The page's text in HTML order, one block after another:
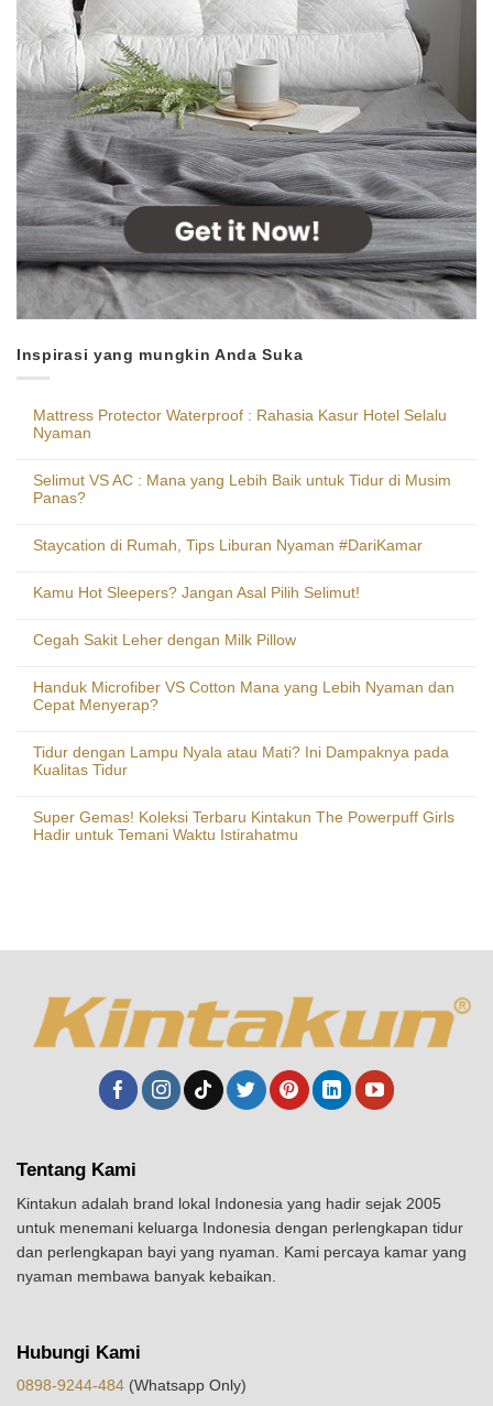
Inspirasi yang mungkin Anda Suka
Mattress Protector Waterproof : Rahasia Kasur Hotel Selalu
Nyaman
Selimut VS AC : Mana yang Lebih Baik untuk Tidur di Musim
Panas?
Staycation di Rumah, Tips Liburan Nyaman #DariKamar
Kamu Hot Sleepers? Jangan Asal Pilih Selimut!
Cegah Sakit Leher dengan Milk Pillow
Handuk Microfiber VS Cotton Mana yang Lebih Nyaman dan
Cepat Menyerap?
Tidur dengan Lampu Nyala atau Mati? Ini Dampaknya pada
Kualitas Tidur
Super Gemas! Koleksi Terbaru Kintakun The Powerpuff Girls
Hadir untuk Temani Waktu Istirahatmu
Tentang Kami
Kintakun adalah brand lokal Indonesia yang hadir sejak 2005
untuk menemani keluarga Indonesia dengan perlengkapan tidur
dan perlengkapan bayi yang nyaman. Kami percaya kamar yang
nyaman membawa banyak kebaikan.
Hubungi Kami
0898-9244-484 (Whatsapp Only)